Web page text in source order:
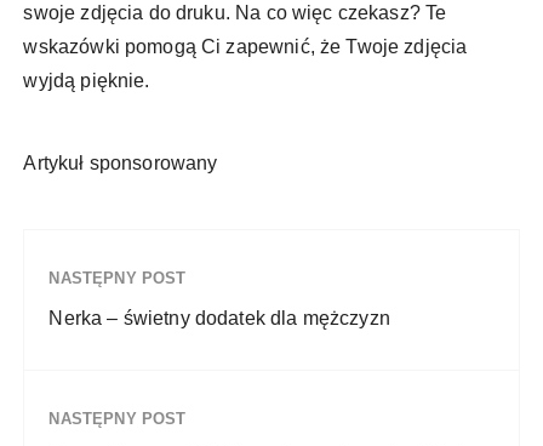
swoje zdjęcia do druku. Na co więc czekasz? Te
wskazówki pomogą Ci zapewnić, że Twoje zdjęcia
wyjdą pięknie.
Artykuł sponsorowany
NASTĘPNY POST
Nerka – świetny dodatek dla mężczyzn
NASTĘPNY POST